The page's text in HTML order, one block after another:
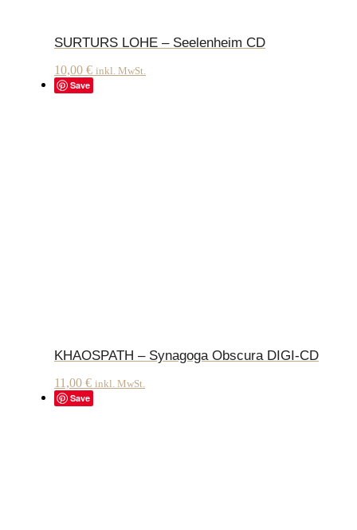
SURTURS LOHE – Seelenheim CD
10,00 € inkl. MwSt.
Save
KHAOSPATH – Synagoga Obscura DIGI-CD
11,00 € inkl. MwSt.
Save